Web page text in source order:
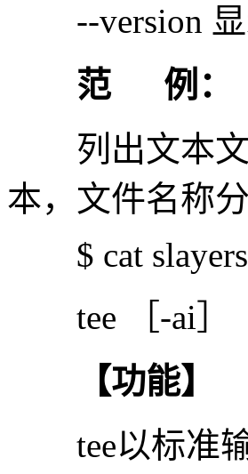
--version 显
范 例：
列出文本文
本，文件名称
$ cat
tee ［-ai］［
【功能】
tee以标准输